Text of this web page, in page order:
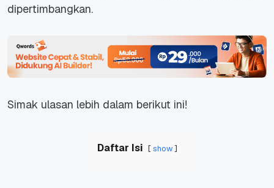
dipertimbangkan.
Simak ulasan lebih dalam berikut ini!
Daftar Isi show